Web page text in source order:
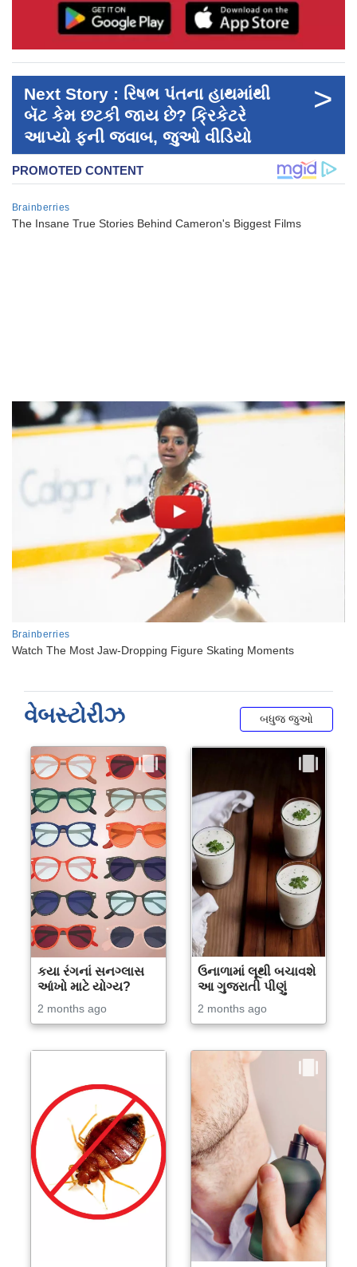
Next Story : રિષભ પંતના હાથમાંથી
બૅટ કેમ છટકી જાય છે? ક્રિકેટરે
આપ્યો ફની જવાબ, જુઓ વીડિયો
>
વેબસ્ટોરીઝ બધુજ જુઓ
કયા રંગનાં સનગ્લાસ
આંખો માટે યોગ્ય?
2 months ago
ઉનાળામાં લૂથી બચાવશે
આ ગુજરાતી પીણું
2 months ago